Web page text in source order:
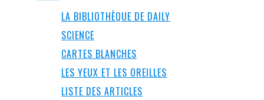
LA BIBLIOTHÈQUE DE DAILY
SCIENCE
CARTES BLANCHES
LES YEUX ET LES OREILLES
LISTE DES ARTICLES